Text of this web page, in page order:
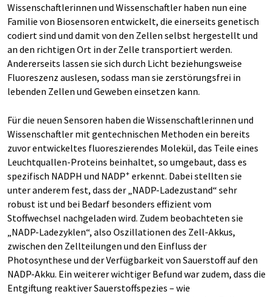
Wissenschaftlerinnen und Wissenschaftler haben nun eine
Familie von Biosensoren entwickelt, die einerseits genetisch
codiert sind und damit von den Zellen selbst hergestellt und
an den richtigen Ort in der Zelle transportiert werden.
Andererseits lassen sie sich durch Licht beziehungsweise
Fluoreszenz auslesen, sodass man sie zerstörungsfrei in
lebenden Zellen und Geweben einsetzen kann.
Für die neuen Sensoren haben die Wissenschaftlerinnen und
Wissenschaftler mit gentechnischen Methoden ein bereits
zuvor entwickeltes fluoreszierendes Molekül, das Teile eines
Leuchtquallen-Proteins beinhaltet, so umgebaut, dass es
spezifisch NADPH und NADP+ erkennt. Dabei stellten sie
unter anderem fest, dass der „NADP-Ladezustand“ sehr
robust ist und bei Bedarf besonders effizient vom
Stoffwechsel nachgeladen wird. Zudem beobachteten sie
„NADP-Ladezyklen“, also Oszillationen des Zell-Akkus,
zwischen den Zellteilungen und den Einfluss der
Photosynthese und der Verfügbarkeit von Sauerstoff auf den
NADP-Akku. Ein weiterer wichtiger Befund war zudem, dass die
Entgiftung reaktiver Sauerstoffspezies – wie